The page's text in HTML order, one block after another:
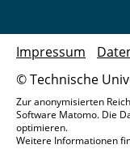
© Technische
Impressum
Zur anonymisierten
Software Matomo. Die
optimieren.
Weitere Informationen